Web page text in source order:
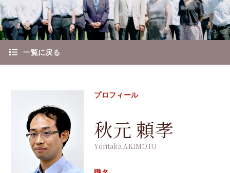
教員紹介
教授
准教授
助教
研究室紹介
就職情報
一覧に戻る
プロフィール
秋元 頼孝
Yoritaka AKIMOTO